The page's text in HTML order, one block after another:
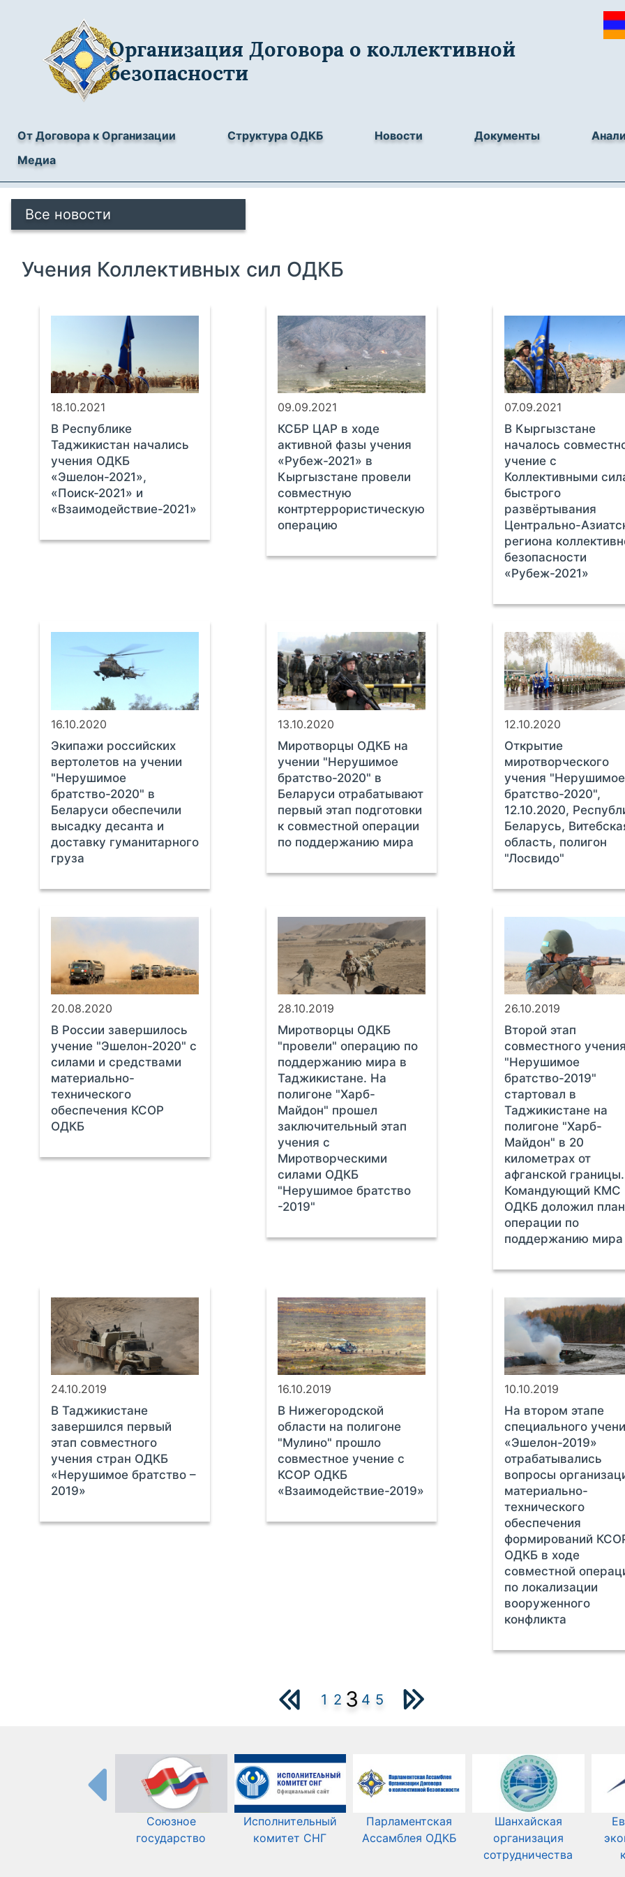
Организация Договора о коллективной
безопасности
От Договора к Организации Структура ОДКБ Новости Документы
Медиа
Все новости
Учения Коллективных сил ОДКБ
18.10.2021
В Республике
Таджикистан начались
учения ОДКБ
«Эшелон-2021»,
«Поиск-2021» и
«Взаимодействие-2021»
09.09.2021
КСБР ЦАР в ходе
активной фазы учения
«Рубеж-2021» в
Кыргызстане провели
совместную
контртеррористическую
операцию
07.09.2021
В Кыргызстане
началось
учение с
Коллективными
быстрого
развёртывания
Центрально-
региона
безопасности
«Рубеж-2021»
16.10.2020
Экипажи российских
вертолетов на учении
"Нерушимое
братство-2020" в
Беларуси обеспечили
высадку десанта и
доставку гуманитарного
груза
13.10.2020
Миротворцы ОДКБ на
учении "Нерушимое
братство-2020" в
Беларуси отрабатывают
первый этап подготовки
к совместной операции
по поддержанию мира
12.10.2020
Открытие
миротворческого
учения "Нерушимое
братство-2020",
12.10.2020,
Беларусь,
область, полигон
"Лосвидо"
20.08.2020
В России завершилось
учение "Эшелон-2020" с
силами и средствами
материально-
технического
обеспечения КСОР
ОДКБ
28.10.2019
Миротворцы ОДКБ
"провели" операцию по
поддержанию мира в
Таджикистане. На
полигоне "Харб-
Майдон" прошел
заключительный этап
учения с
Миротворческими
силами ОДКБ
"Нерушимое братство
-2019"
26.10.2019
Второй этап
совместного
"Нерушимое
братство-2019"
стартовал в
Таджикистане на
полигоне "Харб-
Майдон" в 20
километрах от
афганской границы.
Командующий КМС
ОДКБ доложил план
операции по
поддержанию мира
24.10.2019
В Таджикистане
завершился первый
этап совместного
учения стран ОДКБ
«Нерушимое братство –
2019»
16.10.2019
В Нижегородской
области на полигоне
"Мулино" прошло
совместное учение с
КСОР ОДКБ
«Взаимодействие-2019»
10.10.2019
На втором этапе
специального
«Эшелон-2019»
отрабатывались
вопросы
материально-
технического
обеспечения
формирований
ОДКБ в ходе
совместной
по локализации
вооруженного
конфликта
1 2 3 4 5
Союзное
государство
Исполнительный
комитет СНГ
Парламентская
Ассамблея ОДКБ
Шанхайская
организация
сотрудничества